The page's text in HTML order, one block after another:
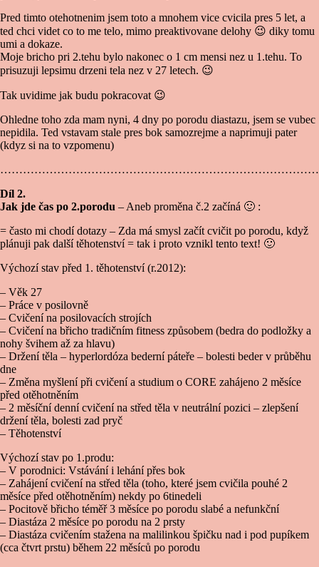
Pred timto otehotnenim jsem toto a mnohem vice cvicila pres 5 let, a
ted chci videt co to me telo, mimo preaktivovane delohy 😉 diky tomu
umi a dokaze.
Moje bricho pri 2.tehu bylo nakonec o 1 cm mensi nez u 1.tehu. To
prisuzuji lepsimu drzeni tela nez v 27 letech. 😉
Tak uvidime jak budu pokracovat 😉
Ohledne toho zda mam nyni, 4 dny po porodu diastazu, jsem se vubec
nepidila. Ted vstavam stale pres bok samozrejme a naprimuji pater
(kdyz si na to vzpomenu)
Díl 2.
Jak jde čas po 2.porodu – Aneb proměna č.2 začíná 🙂 :
= často mi chodí dotazy – Zda má smysl začít cvičit po porodu, když
plánuji pak další těhotenství = tak i proto vznikl tento text! 🙂
Výchozí stav před 1. těhotenství (r.2012):
– Věk 27
– Práce v posilovně
– Cvičení na posilovacích strojích
– Cvičení na břicho tradičním fitness způsobem (bedra do podložky a
nohy švihem až za hlavu)
– Držení těla – hyperlordóza bederní páteře – bolesti beder v průběhu
dne
– Změna myšlení při cvičení a studium o CORE zahájeno 2 měsíce
před otěhotněním
– 2 měsíční denní cvičení na střed těla v neutrální pozici – zlepšení
držení těla, bolesti zad pryč
– Těhotenství
Výchozí stav po 1.produ:
– V porodnici: Vstávání i lehání přes bok
– Zahájení cvičení na střed těla (toho, které jsem cvičila pouhé 2
měsíce před otěhotněním) nekdy po 6tinedeli
– Pocitově břicho téměř 3 měsíce po porodu slabé a nefunkční
– Diastáza 2 měsíce po porodu na 2 prsty
– Diastáza cvičením stažena na malilinkou špičku nad i pod pupíkem
(cca čtvrt prstu) během 22 měsíců po porodu